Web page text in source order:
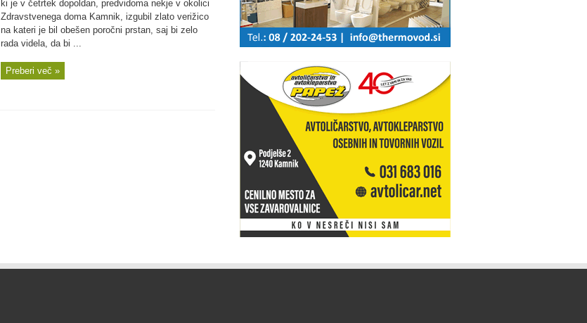
ki je v četrtek dopoldan, predvidoma nekje v okolici
Zdravstvenega doma Kamnik, izgubil zlato verižico
na kateri je bil obešen poročni prstan, saj bi zelo
rada videla, da bi ...
Preberi več »